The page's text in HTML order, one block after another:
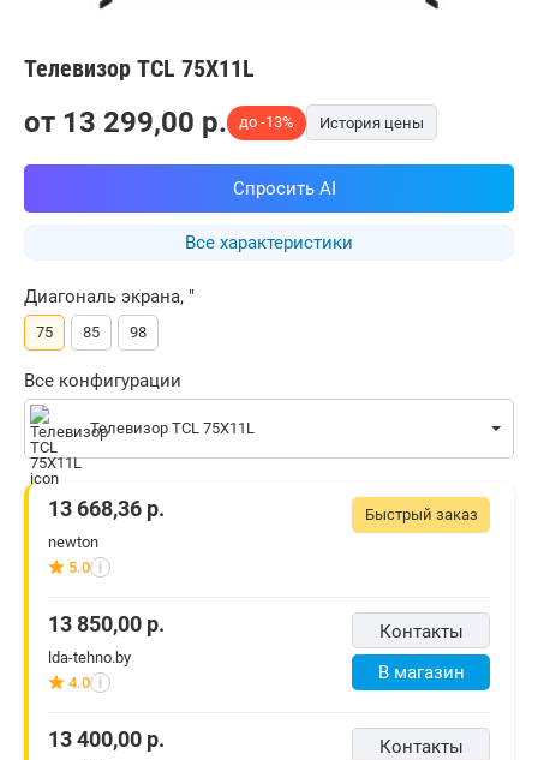
Телевизор TCL 75X11L
Все характеристики
Диагональ экрана, "
75 85 98
Все конфигурации
Телевизор TCL 75X11L
от 13 299,00 p. до -13% История цены
Спросить AI
Быстрый заказ
13 668,36 р.
newton
5.0 i
Контакты
В магазин
13 850,00 р.
lda-tehno.by
4.0 i
Контакты
13 400,00 р.